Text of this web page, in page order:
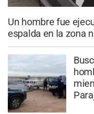
Un hombre fue
espalda en la zona